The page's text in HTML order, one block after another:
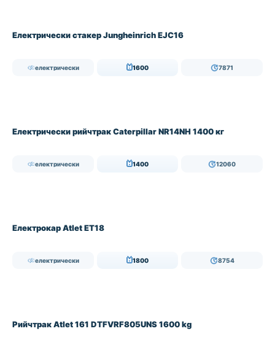
Електрически стакер Jungheinrich EJC16
електрически 1600 7871
Електрически рийчтрак Caterpillar NR14NH 1400 кг
електрически 1400 12060
Електрокар Atlet ET18
електрически 1800 8754
Рийчтрак Atlet 161 DTFVRF805UNS 1600 kg